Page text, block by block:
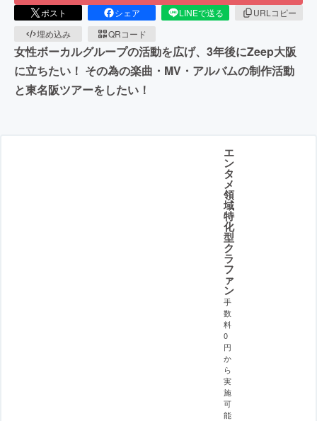
ポスト シェア LINEで送る
URLコピー
埋め込み
QRコード
女性ボーカルグループの活動を広げ、3年後にZeep大阪
に立ちたい！ その為の楽曲・MV・アルバムの制作活動
と東名阪ツアーをしたい！
エ
ン
タ
メ
領
域
特
化
型
ク
ラ
フ
ァ
ン
手
数
料
0
円
か
ら
実
施
可
能